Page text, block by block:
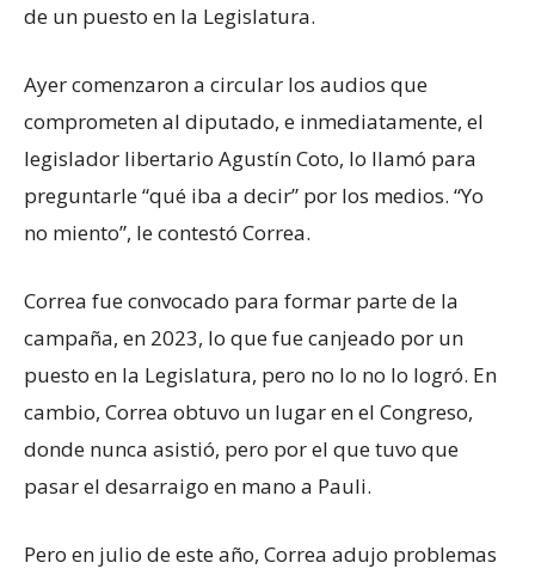
de un puesto en la Legislatura.
Ayer comenzaron a circular los audios que
comprometen al diputado, e inmediatamente, el
legislador libertario Agustín Coto, lo llamó para
preguntarle “qué iba a decir” por los medios. “Yo
no miento”, le contestó Correa.
Correa fue convocado para formar parte de la
campaña, en 2023, lo que fue canjeado por un
puesto en la Legislatura, pero no lo no lo logró. En
cambio, Correa obtuvo un lugar en el Congreso,
donde nunca asistió, pero por el que tuvo que
pasar el desarraigo en mano a Pauli.
Pero en julio de este año, Correa adujo problemas